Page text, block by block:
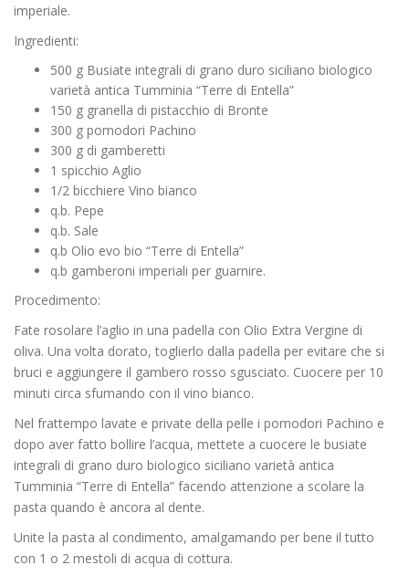
imperiale.
Ingredienti:
500 g Busiate integrali di grano duro siciliano biologico
varietà antica Tumminia “Terre di Entella”
150 g granella di pistacchio di Bronte
300 g pomodori Pachino
300 g di gamberetti
1 spicchio Aglio
1/2 bicchiere Vino bianco
q.b. Pepe
q.b. Sale
q.b Olio evo bio “Terre di Entella”
q.b gamberoni imperiali per guarnire.
Procedimento:
Fate rosolare l’aglio in una padella con Olio Extra Vergine di
oliva. Una volta dorato, toglierlo dalla padella per evitare che si
bruci e aggiungere il gambero rosso sgusciato. Cuocere per 10
minuti circa sfumando con il vino bianco.
Nel frattempo lavate e private della pelle i pomodori Pachino e
dopo aver fatto bollire l’acqua, mettete a cuocere le busiate
integrali di grano duro biologico siciliano varietà antica
Tumminia “Terre di Entella” facendo attenzione a scolare la
pasta quando è ancora al dente.
Unite la pasta al condimento, amalgamando per bene il tutto
con 1 o 2 mestoli di acqua di cottura.